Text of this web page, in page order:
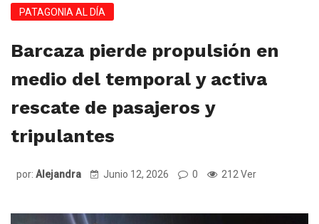
PATAGONIA AL DÍA
Barcaza pierde propulsión en
medio del temporal y activa
rescate de pasajeros y
tripulantes
por: Alejandra Junio 12, 2026 0 212 Ver